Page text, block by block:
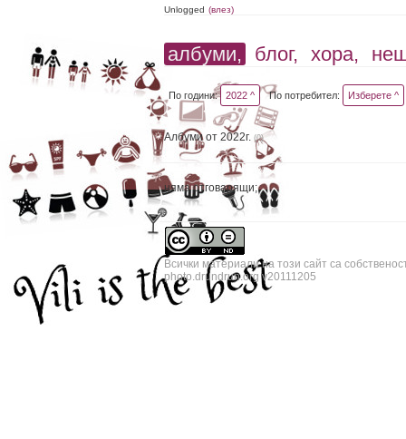
Unlogged (влез)
албуми, блог, хора,
По години: 2022 ^ По потребител: Изберете ^
Албуми от 2022г. (0)
няма отговарящи;
Всички материали на този сайт са
photo.drundrun.org v20111205